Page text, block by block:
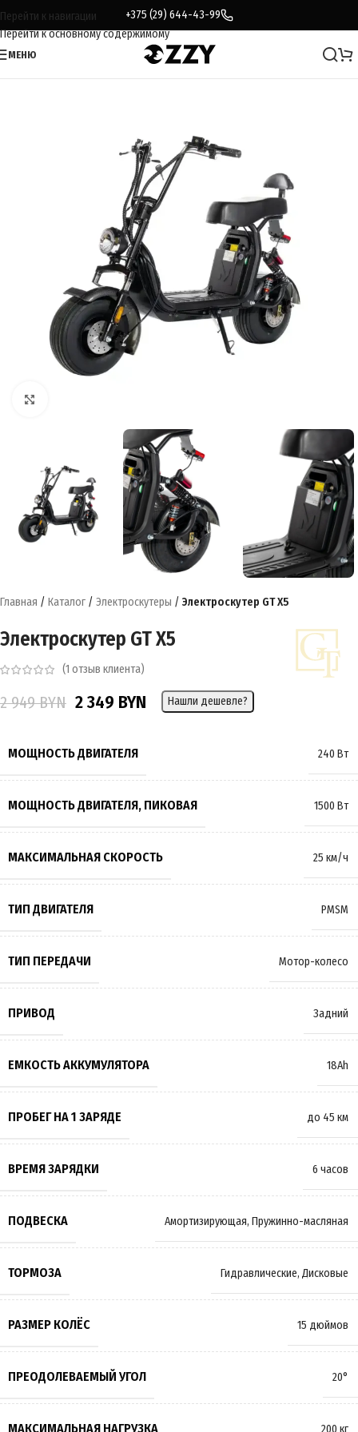
Перейти к навигации
Перейти к основному содержимому
+375 (29) 644-43-99
МЕНЮ
Главная / Каталог / Электроскутеры / Электроскутер GT X5
Электроскутер GT X5
(1 отзыв клиента)
2 949BYN 2 349 BYN Нашли дешевле?
МОЩНОСТЬ ДВИГАТЕЛЯ 240 Вт
МОЩНОСТЬ ДВИГАТЕЛЯ, ПИКОВАЯ 1500 Вт
МАКСИМАЛЬНАЯ СКОРОСТЬ 25 км/ч
ТИП ДВИГАТЕЛЯ PMSM
ТИП ПЕРЕДАЧИ Мотор-колесо
ПРИВОД Задний
ЕМКОСТЬ АККУМУЛЯТОРА 18Ah
ПРОБЕГ НА 1 ЗАРЯДЕ до 45 км
ВРЕМЯ ЗАРЯДКИ 6 часов
ПОДВЕСКА Амортизирующая, Пружинно-масляная
ТОРМОЗА Гидравлические, Дисковые
РАЗМЕР КОЛЁС 15 дюймов
ПРЕОДОЛЕВАЕМЫЙ УГОЛ 20°
МАКСИМАЛЬНАЯ НАГРУЗКА 200 кг